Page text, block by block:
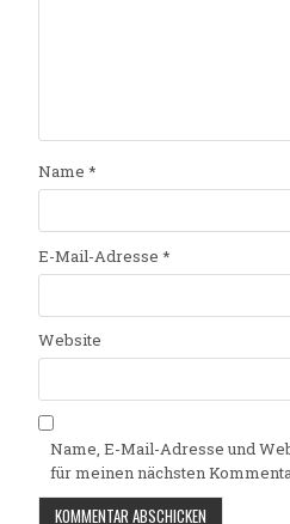
Name *
E-Mail-Adresse *
Website
Name, E-Mail-Adresse und
für meinen nächsten